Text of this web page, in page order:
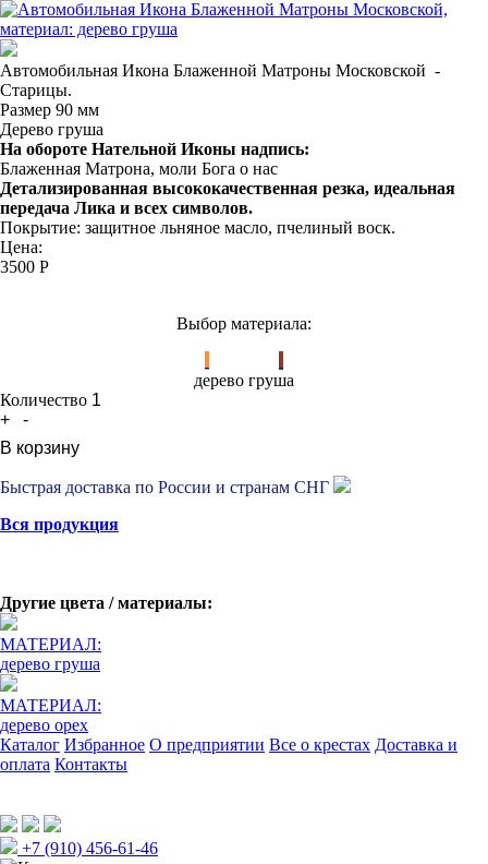
Автомобильная Икона Блаженной Матроны Московской -
Старицы.
Размер 90 мм
Дерево груша
На обороте Нательной Иконы надпись:
Блаженная Матрона, моли Бога о нас
Детализированная высококачественная резка, идеальная
передача Лика и всех символов.
Покрытие: защитное льняное масло, пчелиный воск.
Цена:
3500 Р
Выбор материала:
дерево груша
Количество
+
-
В корзину
Быстрая доставка по России и странам СНГ
Вся продукция
Другие цвета / материалы:
МАТЕРИАЛ:
дерево груша
МАТЕРИАЛ:
дерево орех
Каталог Избранное О предприятии Все о крестах Доставка и
оплата Контакты
+7 (910) 456-61-46